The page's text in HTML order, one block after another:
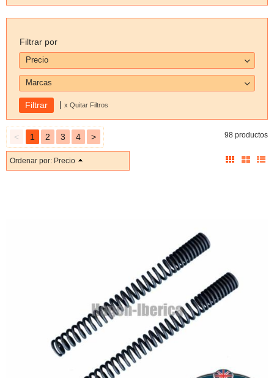
Filtrar por
Precio
Marcas
| x Quitar Filtros
< 1 2 3 4 > 98 productos
Ordenar por: Precio